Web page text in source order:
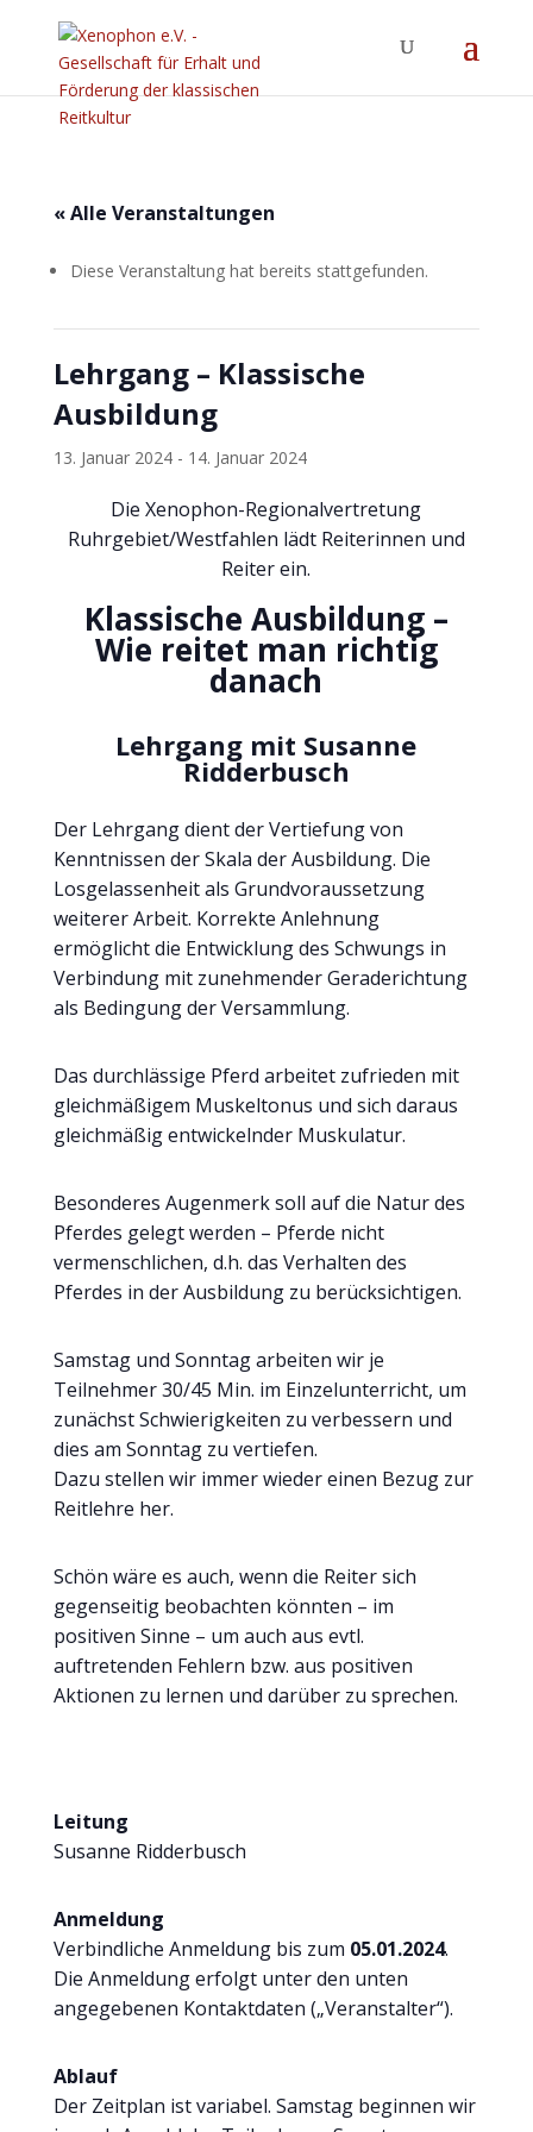
« Alle Veranstaltungen
Diese Veranstaltung hat bereits stattgefunden.
Lehrgang – Klassische
Ausbildung
13. Januar 2024- 14. Januar 2024
Die Xenophon-Regionalvertretung
Ruhrgebiet/Westfahlen lädt Reiterinnen und
Reiter ein.
Klassische Ausbildung –
Wie reitet man richtig
danach
Lehrgang mit Susanne
Ridderbusch
Der Lehrgang dient der Vertiefung von
Kenntnissen der Skala der Ausbildung. Die
Losgelassenheit als Grundvoraussetzung
weiterer Arbeit. Korrekte Anlehnung
ermöglicht die Entwicklung des Schwungs in
Verbindung mit zunehmender Geraderichtung
als Bedingung der Versammlung.
Das durchlässige Pferd arbeitet zufrieden mit
gleichmäßigem Muskeltonus und sich daraus
gleichmäßig entwickelnder Muskulatur.
Besonderes Augenmerk soll auf die Natur des
Pferdes gelegt werden – Pferde nicht
vermenschlichen, d.h. das Verhalten des
Pferdes in der Ausbildung zu berücksichtigen.
Samstag und Sonntag arbeiten wir je
Teilnehmer 30/45 Min. im Einzelunterricht, um
zunächst Schwierigkeiten zu verbessern und
dies am Sonntag zu vertiefen.
Dazu stellen wir immer wieder einen Bezug zur
Reitlehre her.
Schön wäre es auch, wenn die Reiter sich
gegenseitig beobachten könnten – im
positiven Sinne – um auch aus evtl.
auftretenden Fehlern bzw. aus positiven
Aktionen zu lernen und darüber zu sprechen.
Leitung
Susanne Ridderbusch
Anmeldung
Verbindliche Anmeldung bis zum 05.01.2024.
Die Anmeldung erfolgt unter den unten
angegebenen Kontaktdaten („Veranstalter“).
Ablauf
Der Zeitplan ist variabel. Samstag beginnen wir